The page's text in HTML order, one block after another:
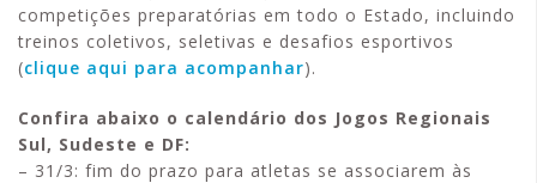
competições preparatórias em todo o Estado, incluindo
treinos coletivos, seletivas e desafios esportivos
(clique aqui para acompanhar).
Confira abaixo o calendário dos Jogos Regionais
Sul, Sudeste e DF:
– 31/3: fim do prazo para atletas se associarem às